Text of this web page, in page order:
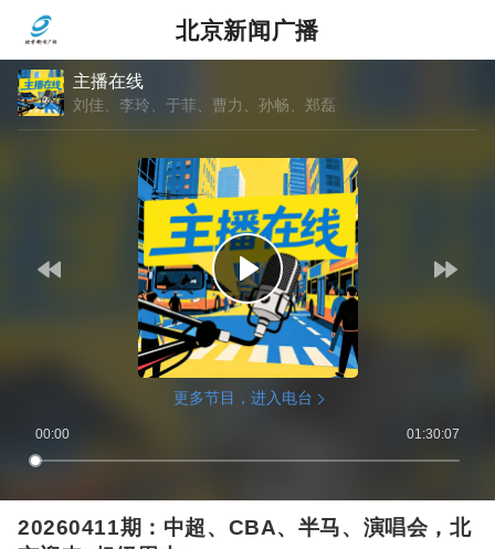
北京新闻广播
主播在线
刘佳、李玲、于菲、曹力、孙畅、郑磊
更多节目，进入电台
00:00 01:30:07
20260411期：中超、CBA、半马、演唱会，北